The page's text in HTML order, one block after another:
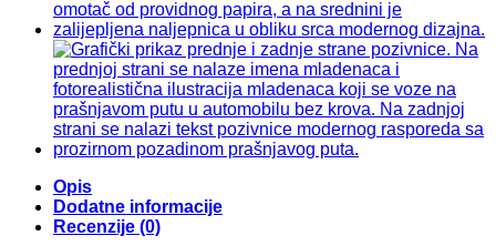
Opis
Dodatne informacije
Recenzije (0)